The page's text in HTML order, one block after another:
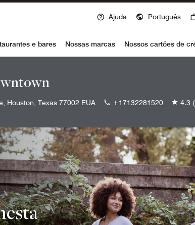
Ajuda Português
e bares Nossas marcas Nossos cartões de
Houston, Texas 77002 EUA +17132281520 4.3